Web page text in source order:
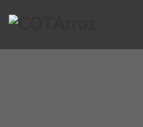
para
conteúdo